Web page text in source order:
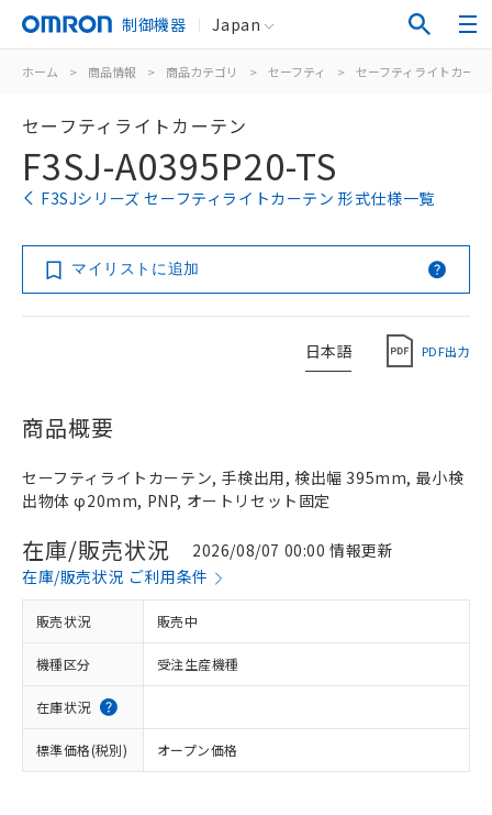
制御機器 Japan
ホーム > 商品情報 > 商品カテゴリ > セーフティ > セーフティライトカー
セーフティライトカーテン
F3SJ-A0395P20-TS
F3SJシリーズ セーフティライトカーテン 形式仕様一覧
マイリストに追加
日本語 PDF出力
商品概要
セーフティライトカーテン, 手検出用, 検出幅 395mm, 最小検
出物体 φ20mm, PNP, オートリセット固定
在庫/販売状況
2026/08/07 00:00 情報更新
在庫/販売状況 ご利用条件
販売状況 販売中
機種区分 受注生産機種
在庫状況
標準価格(税別) オープン価格